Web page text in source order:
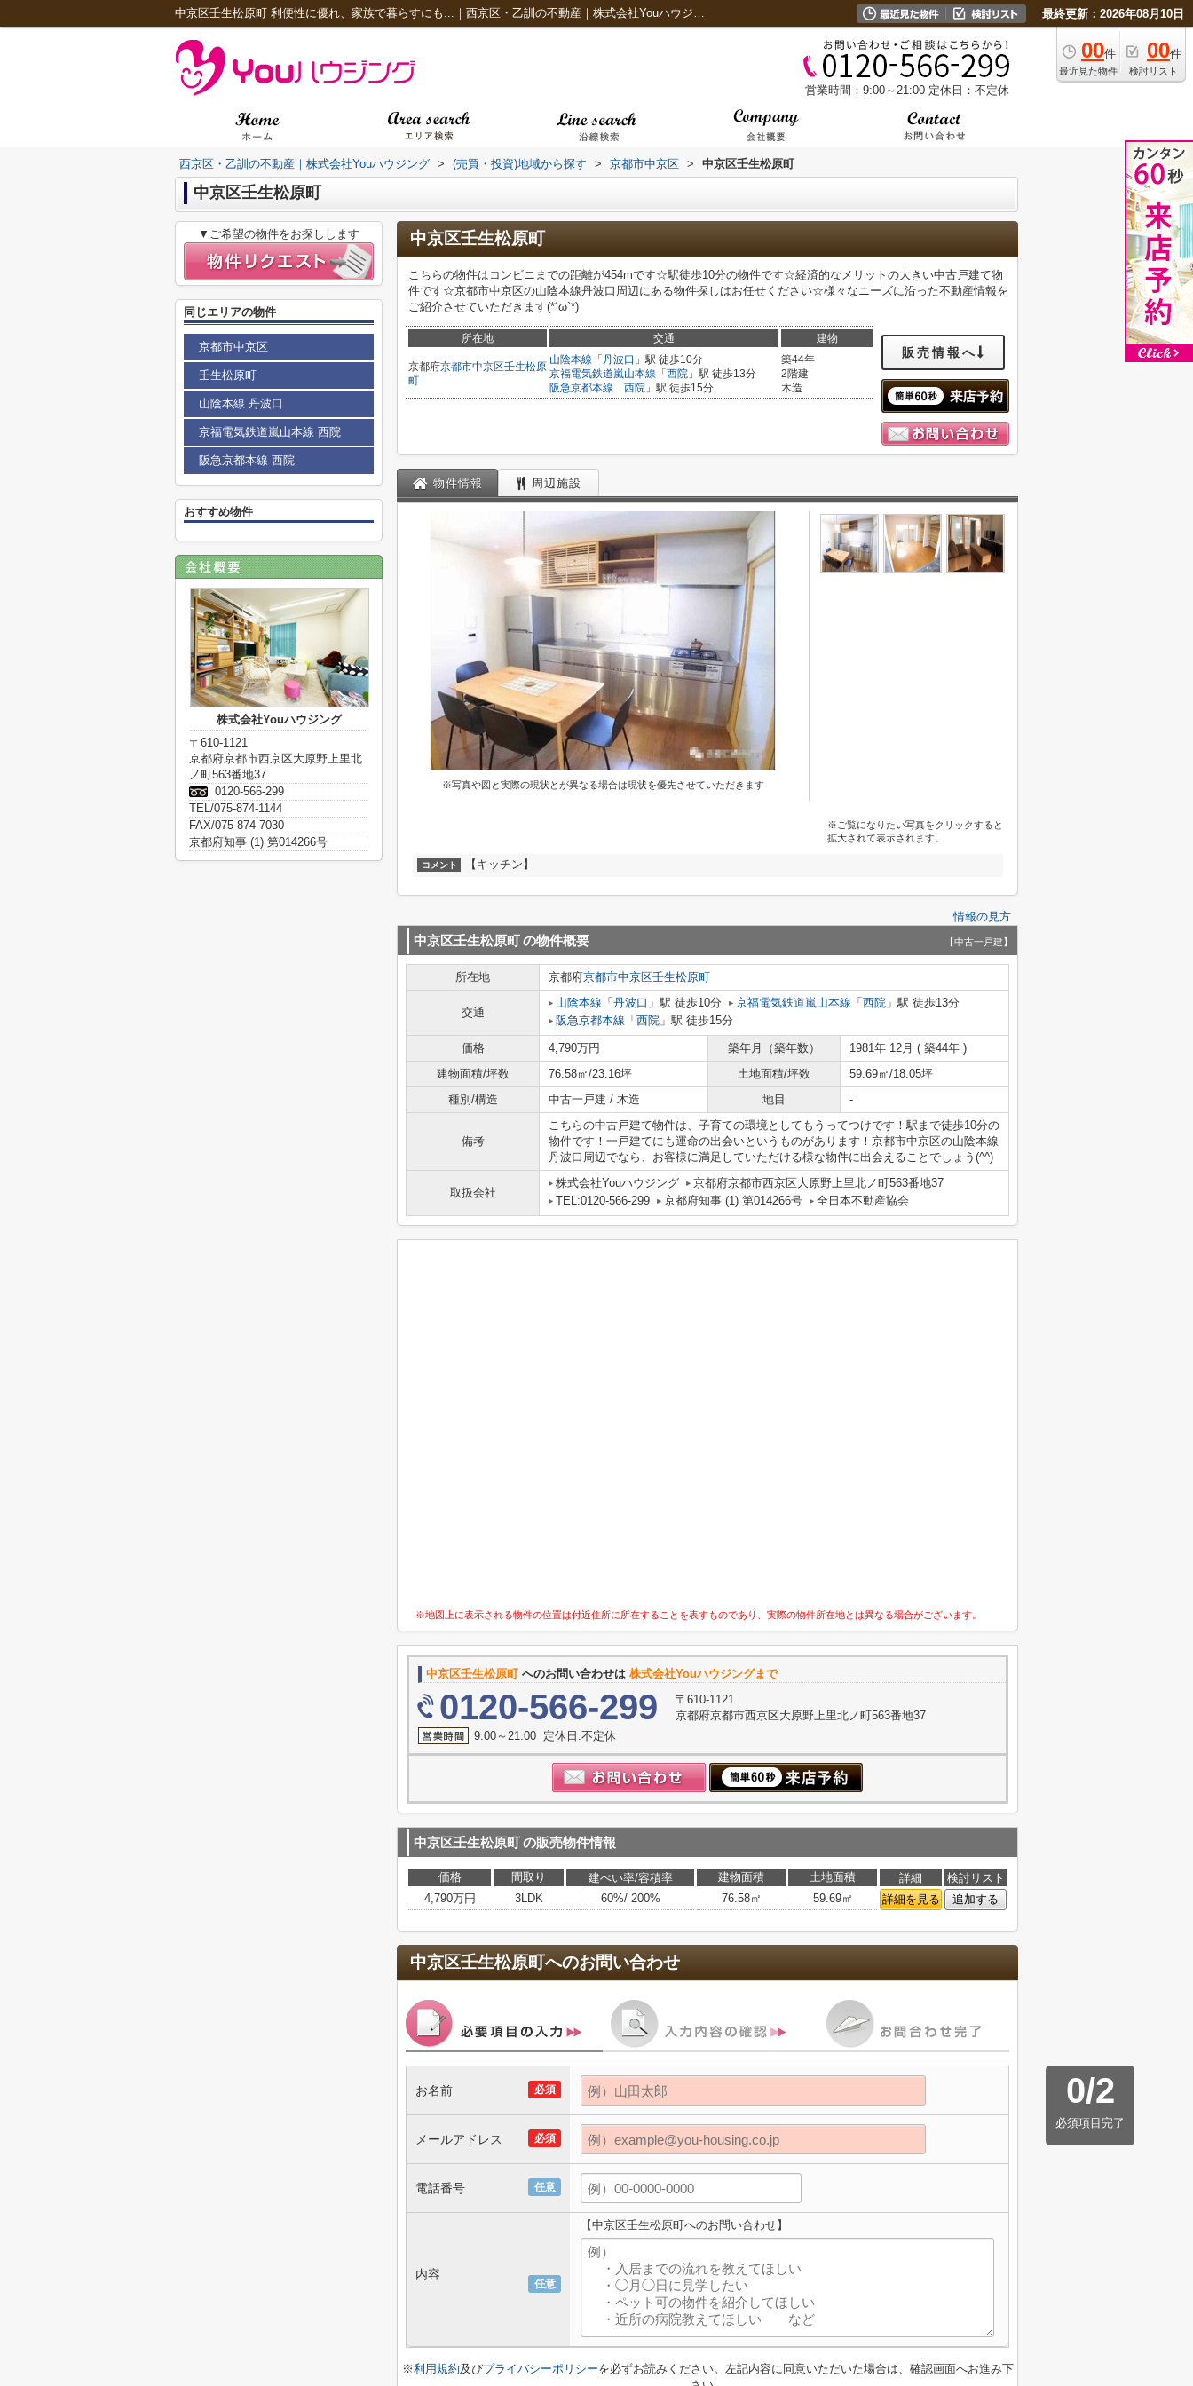
中京区壬生松原町 利便性に優れ、家族で暮らすにも...｜西京区・乙訓の不動産｜株式会社Youハウジング 最終更新：2026年08月10日
00件
最近見た物件
00件
検討リスト
営業時間：9:00～21:00 定休日：不定休
西京区・乙訓の不動産｜株式会社Youハウジング > (売買・投資)地域から探す > 京都市中京区 > 中京区壬生松原町
中京区壬生松原町
中京区壬生松原町
こちらの物件はコンビニまでの距離が454mです☆駅徒歩10分の物件です☆経済的なメリットの大きい中古戸建て物
件です☆京都市中京区の山陰本線丹波口周辺にある物件探しはお任せください☆様々なニーズに沿った不動産情報を
ご紹介させていただきます(*´ω`*)
所在地 交通 建物
京都府京都市中京区壬生松原
町
山陰本線 「 丹波口 」駅 徒歩10分
京福電気鉄道嵐山本線 「 西院 」駅 徒歩13分
阪急京都本線 「 西院 」駅 徒歩15分
築44年
2階建
木造
販売情報へ
物件情報 周辺施設
※写真や図と実際の現状とが異なる場合は現状を優先させていただきます
※ご覧になりたい写真をクリックすると
拡大されて表示されます。
コメント 【キッチン】
情報の見方
中京区壬生松原町の物件概要 【中古一戸建】
所在地 京都府京都市中京区壬生松原町
交通
山陰本線 「 丹波口 」駅 徒歩10分 京福電気鉄道嵐山本線 「 西院 」駅 徒歩13分
阪急京都本線 「 西院 」駅 徒歩15分
価格 4,790万円 築年月（築年数）
1981年 12月 ( 築44年 )
建物面積/坪数
76.58㎡/23.16坪 土地面積/坪数
59.69㎡/18.05坪
種別/構造
中古一戸建 / 木造 地目 -
備考
こちらの中古戸建て物件は、子育ての環境としてもうってつけです！駅まで徒歩10分の
物件です！一戸建てにも運命の出会いというものがあります！京都市中京区の山陰本線
丹波口周辺でなら、お客様に満足していただける様な物件に出会えることでしょう(^^)
取扱会社
株式会社Youハウジング
京都府京都市西京区大原野上里北ノ町563番地37
TEL:0120-566-299
京都府知事 (1) 第014266号 全日本不動産協会
※地図上に表示される物件の位置は付近住所に所在することを表すものであり、実際の物件所在地とは異なる場合がございます。
中京区壬生松原町へのお問い合わせは 株式会社Youハウジングまで
0120-566-299
〒610-1121
京都府京都市西京区大原野上里北ノ町563番地37
9:00～21:00 定休日:不定休
中京区壬生松原町の販売物件情報
価格 間取り 建ぺい率/容積率 建物面積 土地面積 詳細
検討リスト
4,790万円
3LDK 60%/ 200% 76.58㎡ 59.69㎡ 詳細を見る 追加する
中京区壬生松原町へのお問い合わせ
0/2
必須項目完了
必須
お名前
必須
メールアドレス
任意
電話番号
任意
内容
【中京区壬生松原町へのお問い合わせ】
※利用規約及びプライバシーポリシーを必ずお読みください。左記内容に同意いただいた場合は、確認画面へお進み下
▼ご希望の物件をお探しします
同じエリアの物件
京都市中京区
壬生松原町
山陰本線 丹波口
京福電気鉄道嵐山本線 西院
阪急京都本線 西院
おすすめ物件
株式会社Youハウジング
〒610-1121
京都府京都市西京区大原野上里北
ノ町563番地37
0120-566-299
TEL/075-874-1144
FAX/075-874-7030
京都府知事 (1) 第014266号